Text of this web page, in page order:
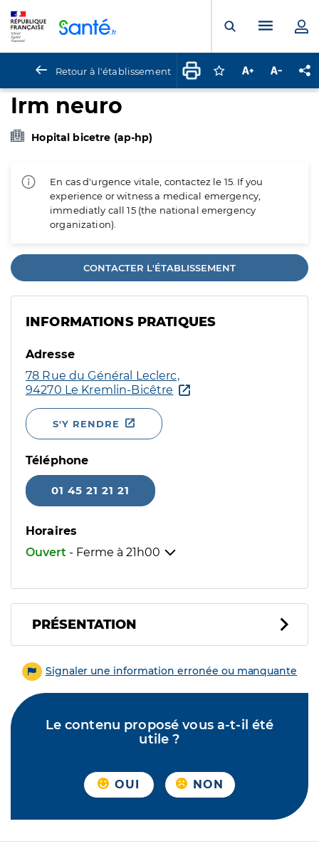
Ouvrir laMenu
Retour à l'établissement Connectez-vous
Augmenter la
Irm neuro
Hopital bicetre (ap-hp)
En cas d'urgence vitale, contactez le 15. If you
experience or witness a medical emergency,
immediatly call 15 (the national emergency
organization).
CONTACTER L'ÉTABLISSEMENT
INFORMATIONS PRATIQUES
Adresse
78 Rue du Général Leclerc,
94270 Le Kremlin-Bicêtre
S'Y RENDRE
Téléphone
01 45 21 21 21
Horaires
Ouvert - Ferme à 21h00
PRÉSENTATION
Signaler une information erronée ou manquante
Le contenu proposé vous a-t-il été
utile ?
OUI NON